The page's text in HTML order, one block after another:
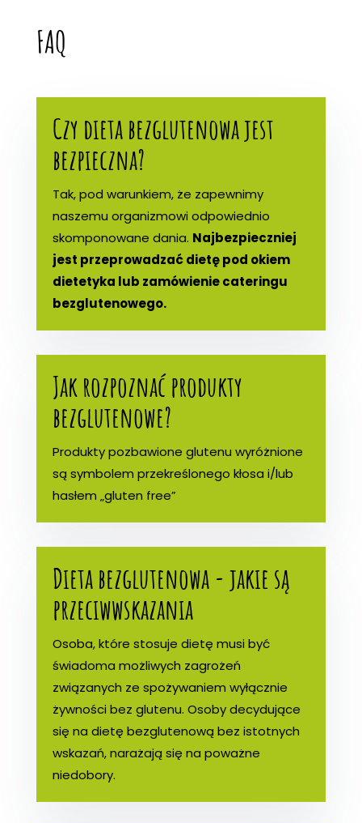
FAQ
Czy dieta bezglutenowa jest
bezpieczna?
Tak, pod warunkiem, że zapewnimy
naszemu organizmowi odpowiednio
skomponowane dania. Najbezpieczniej
jest przeprowadzać dietę pod okiem
dietetyka lub zamówienie cateringu
bezglutenowego.
Jak rozpoznać produkty
bezglutenowe?
Produkty pozbawione glutenu wyróżnione
są symbolem przekreślonego kłosa i/lub
hasłem „gluten free”
Dieta bezglutenowa - jakie są
przeciwwskazania
Osoba, które stosuje dietę musi być
świadoma możliwych zagrożeń
związanych ze spożywaniem wyłącznie
żywności bez glutenu. Osoby decydujące
się na dietę bezglutenową bez istotnych
wskazań, narażają się na poważne
niedobory.